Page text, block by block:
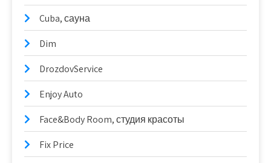
Cuba, сауна
Dim
DrozdovService
Enjoy Auto
Face&Body Room, студия красоты
Fix Price